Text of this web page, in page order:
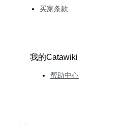
买家条款
我的Catawiki
帮助中心